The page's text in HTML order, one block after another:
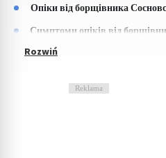
Опіки від борщівника
Симптоми опіків від
Reklama